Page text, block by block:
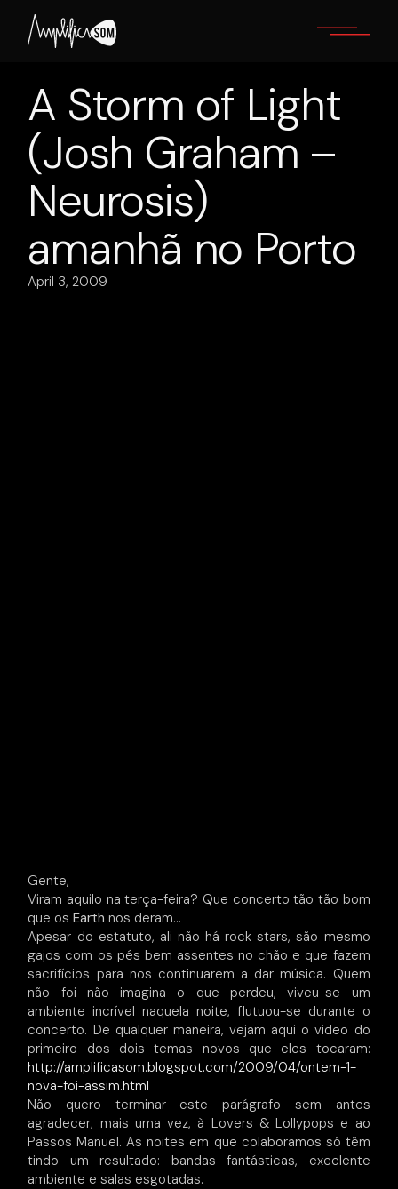
content
A Storm of Light
(Josh Graham –
Neurosis)
amanhã no Porto
April 3, 2009
Gente,
Viram aquilo na terça-feira? Que concerto tão tão bom
que osEarth nos deram…
Apesar do estatuto, ali não há rock stars, são mesmo
gajos com os pés bem assentes no chão e que fazem
sacrifícios para nos continuarem a dar música. Quem
não foi não imagina o que perdeu, viveu-se um
ambiente incrível naquela noite, flutuou-se durante o
concerto. De qualquer maneira, vejam aqui o video do
primeiro dos dois temas novos que eles tocaram:
http://amplificasom.blogspot.com/2009/04/ontem-1-
nova-foi-assim.html
Não quero terminar este parágrafo sem antes
agradecer, mais uma vez, à Lovers & Lollypops e ao
Passos Manuel. As noites em que colaboramos só têm
tindo um resultado: bandas fantásticas, excelente
ambiente e salas esgotadas.